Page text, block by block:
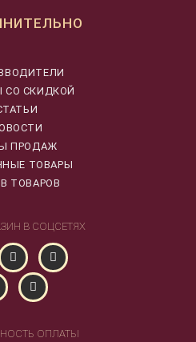
СО СКИДКОЙ
ПРОДАЖ
ТОВАРЫ
ТОВАРОВ
В СОЦСЕТЯХ
ОПЛАТЫ